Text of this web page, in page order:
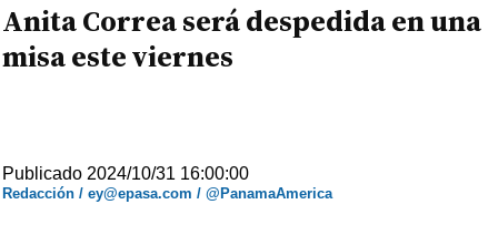
Anita Correa será despedida en una
misa este viernes
Publicado 2024/10/31 16:00:00
Redacción / ey@epasa.com / @PanamaAmerica